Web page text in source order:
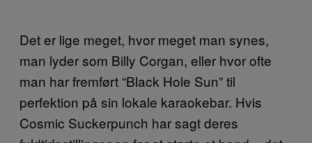
Det er lige meget, hvor meget man synes,
man lyder som Billy Corgan, eller hvor ofte
man har fremført “Black Hole Sun” til
perfektion på sin lokale karaokebar. Hvis
Cosmic Suckerpunch har sagt deres